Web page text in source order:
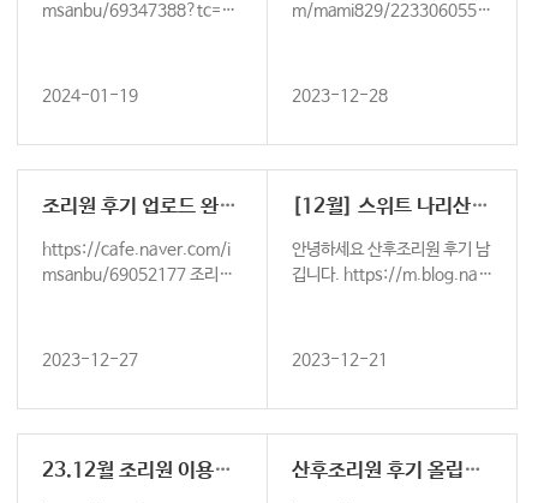
msanbu/69347388?tc=sh
2024-01-19
m/mami829/2233060550
2023-12-28
조리원 후기 업로드 완료했습니다
https://cafe.naver.com/i
msanbu/69052177 조리원
2023-12-27
[12월] 스위트 나리산후조리원 후기
안녕하세요 산후조리원 후기 남
깁니다. https://m.blog.nav
2023-12-21
23.12월 조리원 이용후기 산후조리원 후기 올립니다~